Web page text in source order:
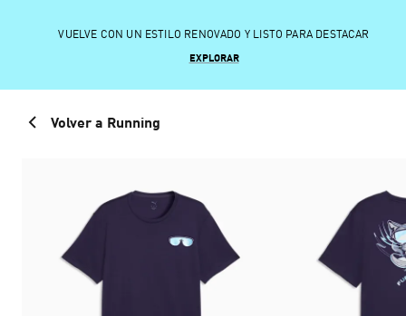
VUELVE CON UN ESTILO RENOVADO Y LISTO PARA DESTACAR
EXPLORAR
Volver a Running